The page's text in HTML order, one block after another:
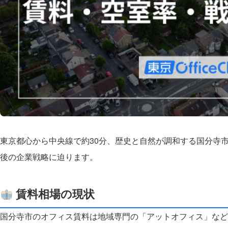
東京都心から中央線で約30分、歴史と自然が調和する国分
後の企業戦略に迫ります。
賃料相場の現状
国分寺市のオフィス賃料は地域専門の「アットオフィス」な